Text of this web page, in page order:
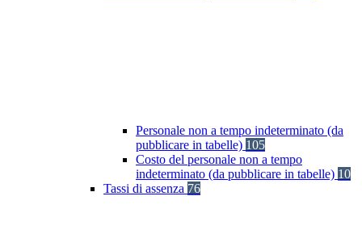
Personale non a tempo indeterminato (da
pubblicare in tabelle) 105
Costo del personale non a tempo
indeterminato (da pubblicare in tabelle) 10
Tassi di assenza 76